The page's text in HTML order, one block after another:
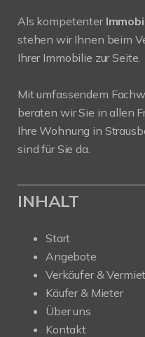
Als kompetenter
stehen wir Ihnen beim
Ihrer Immobilie zur Seite.
Mit umfassendem
beraten wir Sie in allen
Ihre Wohnung in
sind für Sie da.
INHALT
Start
Angebote
Verkäufer &
Käufer & Mieter
Über uns
Kontakt